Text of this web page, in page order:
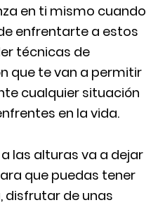
en ti mismo cuando
enfrentarte a estos
técnicas de
que te van a permitir
cualquier situación
en la vida.
las alturas va a dejar
que puedas tener
disfrutar de unas